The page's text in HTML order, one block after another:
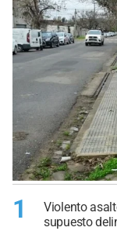
1
Violento
supuesto